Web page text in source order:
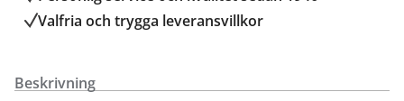
Valfria och trygga leveransvillkor
Beskrivning